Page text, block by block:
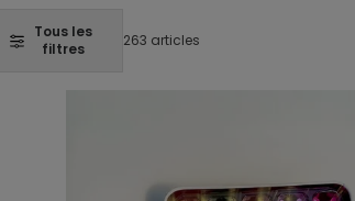
Tous les
filtres
263 articles